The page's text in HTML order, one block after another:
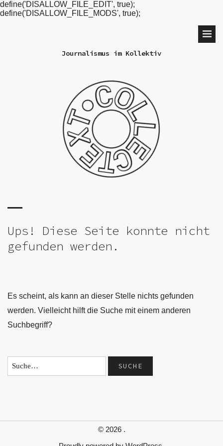
define('DISALLOW_FILE_EDIT', true);
define('DISALLOW_FILE_MODS', true);
Journalismus im Kollektiv
Ups! Diese Seite konnte nicht
gefunden werden.
Es scheint, als kann an dieser Stelle nichts gefunden
werden. Vielleicht hilft die Suche mit einem anderen
Suchbegriff?
© 2026 .